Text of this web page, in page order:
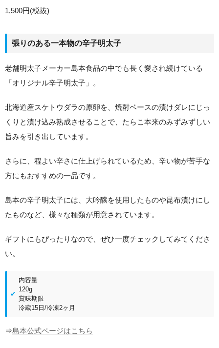
1,500円(税抜)
張りのある一本物の辛子明太子
老舗明太子メーカー島本食品の中でも長く愛され続けている
「オリジナル辛子明太子」。
北海道産スケトウダラの原卵を、焼酎ベースの漬けダレにじっ
くりと漬け込み熟成させることで、たらこ本来のみずみずしい
旨みを引き出しています。
さらに、程よい辛さに仕上げられているため、辛い物が苦手な
方にもおすすめの一品です。
島本の辛子明太子には、大吟醸を使用したものや昆布漬けにし
たものなど、様々な種類が用意されています。
ギフトにもぴったりなので、ぜひ一度チェックしてみてくださ
い。
内容量
120g
賞味期限
冷蔵15日/冷凍2ヶ月
⇒島本公式ページはこちら